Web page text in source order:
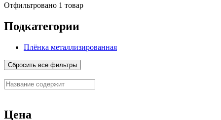
Отфильтровано 1 товар
Подкатегории
Плёнка металлизированная
Сбросить все фильтры
Цена